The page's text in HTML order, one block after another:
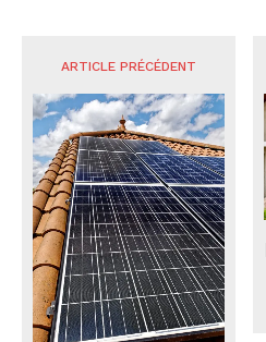
ARTICLE PRÉCÉDENT